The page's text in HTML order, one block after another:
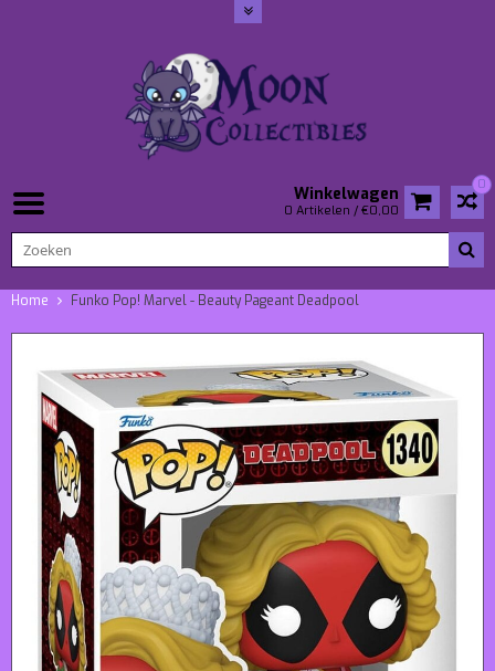
0
Winkelwagen
0 Artikelen / €0,00
Home Funko Pop! Marvel - Beauty Pageant Deadpool